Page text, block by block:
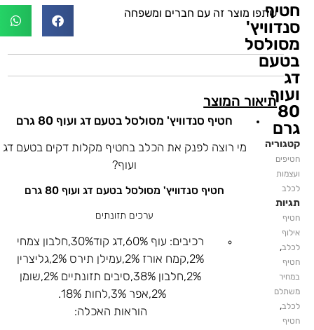
חטיף
סנדוויץ'
מסולסל
בטעם
דג
ועוף
80
גרם
קטגוריה
חטיפים
ועצמות
לכלב
תגיות
חטיף
אילוף
לכלב,
חטיף
במחיר
משתלם
לכלב,
חטיף
שתפו מוצר זה עם חברים ומשפחה
תיאור המוצר
חטיף סנדוויץ' מסולסל בטעם דג ועוף 80 גרם
מי רוצה לפנק את הכלב בחטיף מקלות דקים בטעם דג
ועוף?
חטיף סנדוויץ' מסולסל בטעם דג ועוף 80 גרם
ערכים תזונתים
רכיבים: עוף 60%,דג קוד30%,חלבון צמחי
2%,קמח אורז 2%,עמילן תירס 2%,גליצרין
2%,חלבון 38%,סיבים תזונתיים 2%,שומן
2%,אפר 3%,לחות 18%.
הוראות האכלה: